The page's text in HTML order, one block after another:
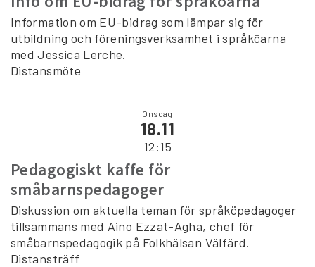
Information om EU-bidrag som lämpar sig för
utbildning och föreningsverksamhet i språköarna
med Jessica Lerche.
Distansmöte
Onsdag
18.11
12:15
Pedagogiskt kaffe för
småbarnspedagoger
Diskussion om aktuella teman för språköpedagoger
tillsammans med Aino Ezzat-Agha, chef för
småbarnspedagogik på Folkhälsan Välfärd.
Distansträff